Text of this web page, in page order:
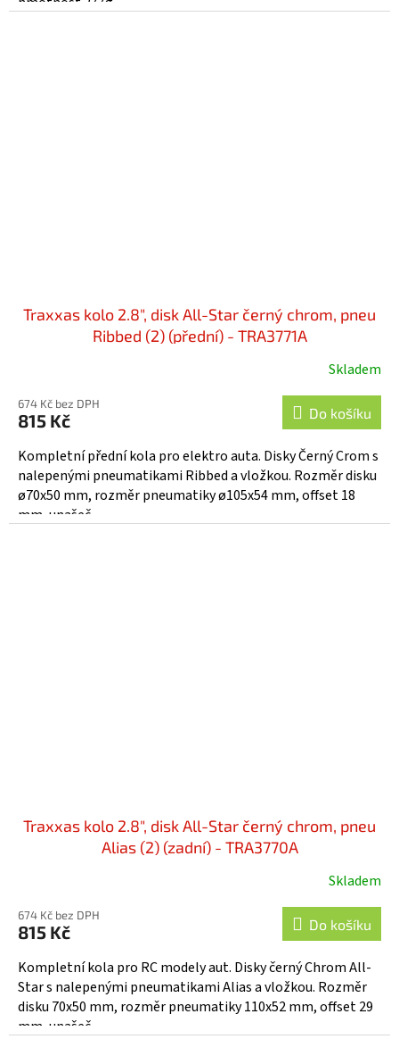
Traxxas kolo 2.8", disk All-Star černý chrom, pneu
Ribbed (2) (přední) - TRA3771A
Skladem
674 Kč bez DPH
815 Kč Do košíku
Kompletní přední kola pro elektro auta. Disky Černý Crom s
nalepenými pneumatikami Ribbed a vložkou. Rozměr disku
ø70x50 mm, rozměr pneumatiky ø105x54 mm, offset 18
mm, unašeč...
Traxxas kolo 2.8", disk All-Star černý chrom, pneu
Alias (2) (zadní) - TRA3770A
Skladem
674 Kč bez DPH
815 Kč Do košíku
Kompletní kola pro RC modely aut. Disky černý Chrom All-
Star s nalepenými pneumatikami Alias a vložkou. Rozměr
disku 70x50 mm, rozměr pneumatiky 110x52 mm, offset 29
mm, unašeč...